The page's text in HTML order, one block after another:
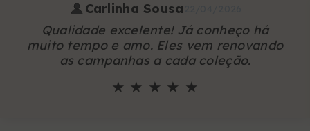
Carlinha Sousa
Qualidade excelente! Já conheço há
muito tempo e amo. Eles vem renovando
as campanhas a cada coleção.
★ ★ ★ ★ ★